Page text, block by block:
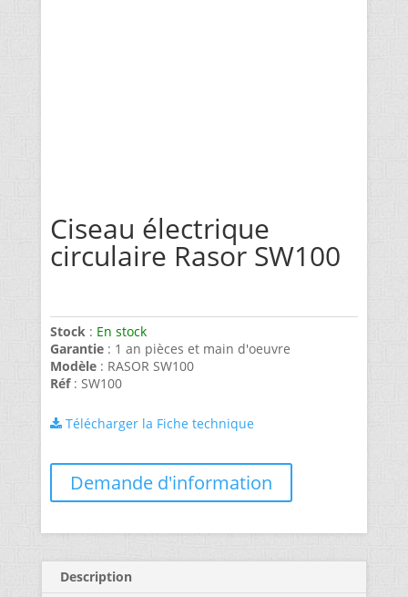
Ciseau électrique
circulaire Rasor SW100
Stock: En stock
Garantie: 1 an pièces et main d'oeuvre
Modèle: RASOR SW100
Réf: SW100
Télécharger la Fiche technique
Demande d'information
Description